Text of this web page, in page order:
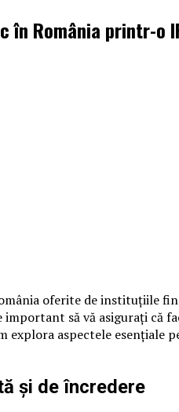
în România printr-o
oferite de instituțiile
important să vă asigurați că
aspectele esențiale
și de încredere